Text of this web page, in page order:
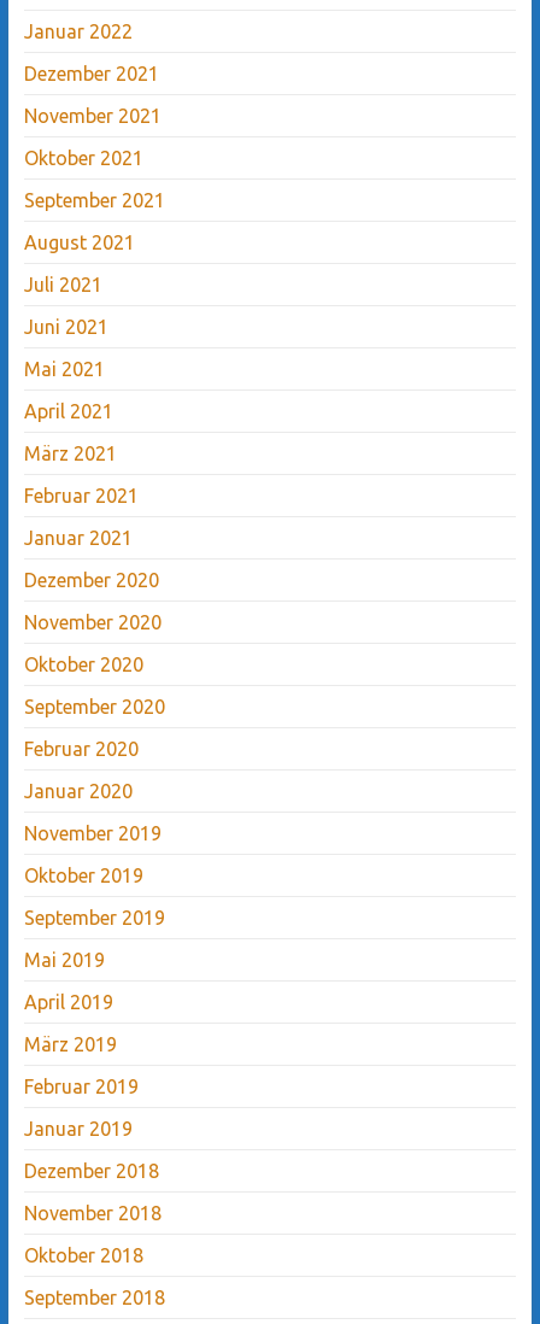
Januar 2022
Dezember 2021
November 2021
Oktober 2021
September 2021
August 2021
Juli 2021
Juni 2021
Mai 2021
April 2021
März 2021
Februar 2021
Januar 2021
Dezember 2020
November 2020
Oktober 2020
September 2020
Februar 2020
Januar 2020
November 2019
Oktober 2019
September 2019
Mai 2019
April 2019
März 2019
Februar 2019
Januar 2019
Dezember 2018
November 2018
Oktober 2018
September 2018